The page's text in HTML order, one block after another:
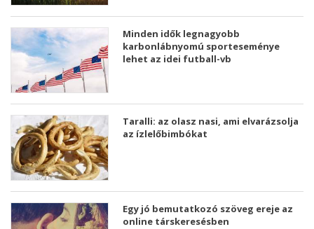
Minden idők legnagyobb
karbonlábnyomú sporteseménye
lehet az idei futball-vb
Taralli: az olasz nasi, ami elvarázsolja
az ízlelőbimbókat
Egy jó bemutatkozó szöveg ereje az
online társkeresésben